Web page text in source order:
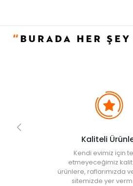
• Zarif görüntüsüyle tüm özel günlerde
tercih edebilirsiniz.
olarak renk ve doku farklılıkları oluşabilir.
Kaliteli
Kendi evimiz için
etmeyeceğimiz
ürünlere, raflarımızda
sitemizde yer